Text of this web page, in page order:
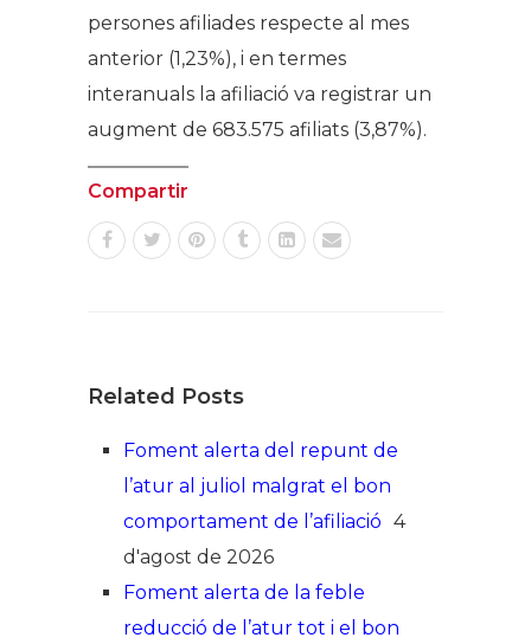
persones afiliades respecte al mes
anterior (1,23%), i en termes
interanuals la afiliació va registrar un
augment de 683.575 afiliats (3,87%).
Compartir
Related Posts
Foment alerta del repunt de
l’atur al juliol malgrat el bon
comportament de l’afiliació 4
d'agost de 2026
Foment alerta de la feble
reducció de l’atur tot i el bon